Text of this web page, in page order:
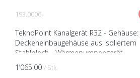
193.0006
TeknoPoint Kanalgerät R32 - Gehäuse:
Deckeneinbaugehäuse aus isoliertem
Stahlblech - Wärmepumpengerät
(kühlen/heizen) - Ventilator
(Tangentiallüfter) - Kabel-Fernbedienun...
1’065.00 / Stk.